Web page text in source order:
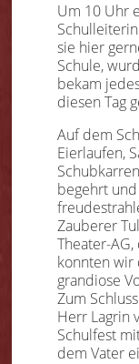
Um 10 Uhr
sie hier
Schule,
bekam
diesen Tag
Auf dem
Eierlaufen,
begehrt
Zauberer
Theater-
konnten wir
grandiose
Zum
Herr Lagrin
Schulfest
dem Vater